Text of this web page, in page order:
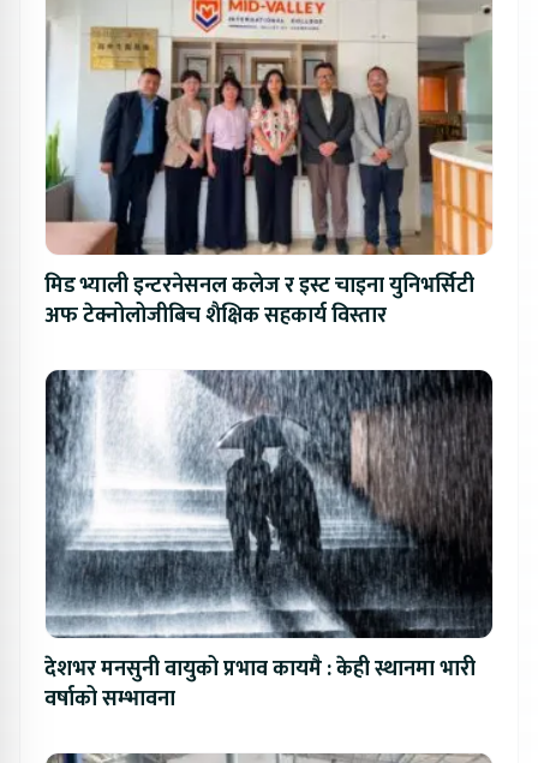
मिड भ्याली इन्टरनेसनल कलेज र इस्ट चाइना युनिभर्सिटी
अफ टेक्नोलोजीबिच शैक्षिक सहकार्य विस्तार
देशभर मनसुनी वायुको प्रभाव कायमै : केही स्थानमा भारी
वर्षाको सम्भावना